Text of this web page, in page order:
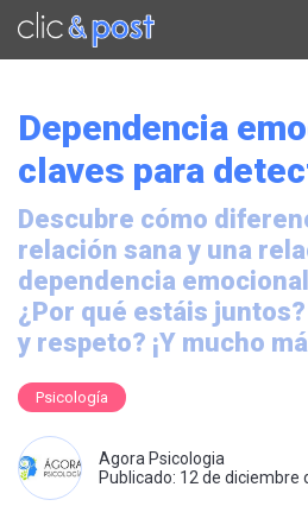
Saltar
contenido
Dependencia
claves para
Descubre cómo
relación sana y una
dependencia
¿Por qué estáis
y respeto? ¡Y mucho
Psicología
Agora Psicologia
Publicado: 12 de diciembre